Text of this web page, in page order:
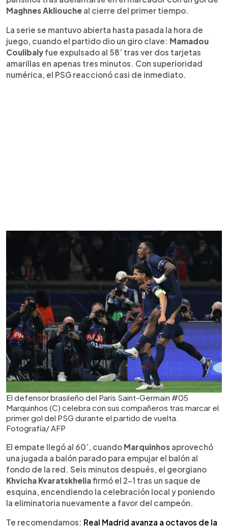
Maghnes Akliouche al cierre del primer tiempo.
La serie se mantuvo abierta hasta pasada la hora de
juego, cuando el partido dio un giro clave: Mamadou
Coulibaly fue expulsado al 58’ tras ver dos tarjetas
amarillas en apenas tres minutos. Con superioridad
numérica, el PSG reaccionó casi de inmediato.
El defensor brasileño del Paris Saint-Germain #05
Marquinhos (C) celebra con sus compañeros tras marcar el
primer gol del PSG durante el partido de vuelta.
Fotografía/ AFP
El empate llegó al 60’, cuando Marquinhos aprovechó
una jugada a balón parado para empujar el balón al
fondo de la red. Seis minutos después, el georgiano
Khvicha Kvaratskheliafirmó el 2-1 tras un saque de
esquina, encendiendo la celebración local y poniendo
la eliminatoria nuevamente a favor del campeón.
Te recomendamos: Real Madrid avanza a octavos de la